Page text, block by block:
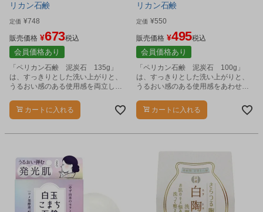
リカン石鹸
定価 ¥748
販売価格 ¥673税込
会員価格あり
「ペリカン石鹸 泥炭石 135g」
は、すっきりとした洗い上がりと、
うるおい感のある使用感を両立した
カートに入れる
リカン石鹸
定価 ¥550
販売価格 ¥495税込
会員価格あり
「ペリカン石鹸 泥炭石 100g」
は、すっきりとした洗い上がりと、
うるおい感のある使用感をあわせ持
カートに入れる